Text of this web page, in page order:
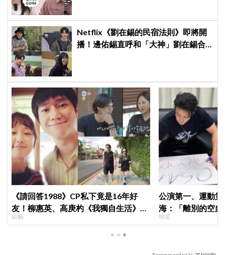
Netflix《劉在錫的民宿法則》即將開
播！邊佑錫直呼和「大神」劉在錫合
《請回答1988》CP私下竟是16年好
友！柳惠英、高庚杓《我獨自生活》預
告公開，暖心互動掀回憶殺
綜藝
公演第一、運動
海：「離別的空
見」
明星